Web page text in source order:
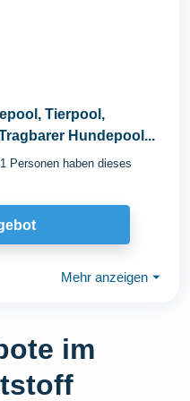
Tierpool,
Hundepool...
Personen haben dieses
Mehr anzeigen ⏷
im